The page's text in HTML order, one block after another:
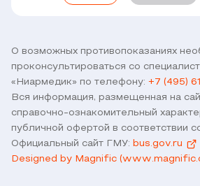
Наши партнеры и клиенты
Горячая линия / контроль качества
Связь с директором
Версия для слабовидящих
Договор оферты
О возможных противопоказаниях
проконсультироваться со
«Ниармедик» по телефону: +7 (495)
Вся информация, размещенная на
справочно-ознакомительный
публичной офертой в соответствии
Официальный сайт ГМУ: bus.gov.ru
Designed by Magnific